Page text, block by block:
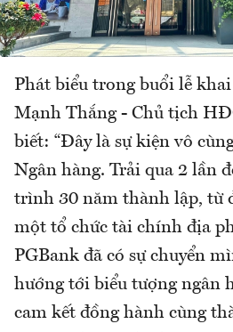
Phát biểu trong buổi lễ
Mạnh Thắng - Chủ tịch
biết: “Đây là sự kiện vô
Ngân hàng. Trải qua 2 lần
trình 30 năm thành lập, từ
một tổ chức tài chính địa
PGBank đã có sự chuyển
hướng tới biểu tượng ngân
cam kết đồng hành cùng